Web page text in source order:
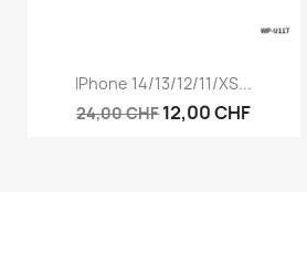
Aperçu rapide
IPhone 14/13/12/11/XS...
24,00 CHF12,00 CHF